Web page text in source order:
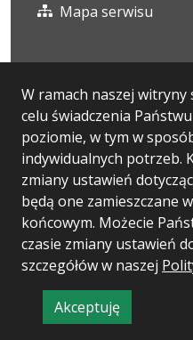
W ramach naszej
celu świadczenia
poziomie, w tym w
indywidualnych potrzeb.
zmiany ustawień
będą one zamieszczane
końcowym. Możecie
czasie zmiany ustawień
szczegółów w naszej
Akceptuję
informację
Mapa serwisu
Statystyki
Ostatnio dodane
Polityka
Wersja systemu: 5.7.0
Ostatnia aktualizacja BIP:
CMS: Logonet Sp. z o.o.